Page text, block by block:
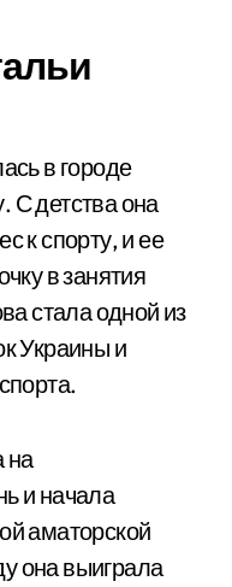
в городе
С детства она
к спорту, и ее
в занятия
стала одной из
Украины и
на
и начала
аматорской
она выиграла